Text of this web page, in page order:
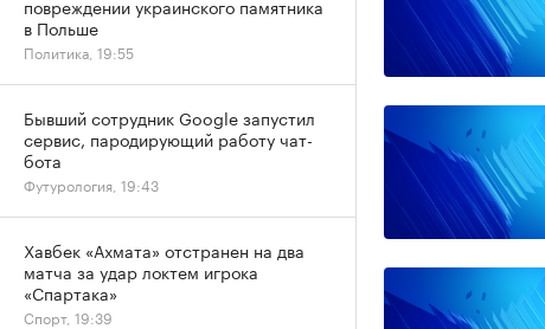
повреждении украинского памятника
в Польше
Политика, 19:55
Бывший сотрудник Google запустил
сервис, пародирующий работу чат-
бота
Футурология, 19:43
Хавбек «Ахмата» отстранен на два
матча за удар локтем игрока
«Спартака»
Спорт, 19:39